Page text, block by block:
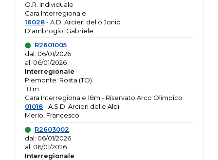
O.R. Individuale
Gara Interregionale
16028- A.D. Arcieri dello Jonio
D'ambrogio, Gabriele
R2601005
dal: 06/01/2026
al: 06/01/2026
Interregionale
Piemonte: Rosta (TO)
18 m
Gara Interregionale 18m - Riservato Arco Olimpico
01018- A.S.D. Arcieri delle Alpi
Merlo, Francesco
R2603002
dal: 06/01/2026
al: 06/01/2026
Interregionale